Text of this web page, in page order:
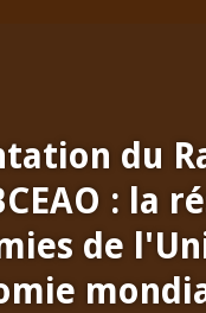
du
: la
de